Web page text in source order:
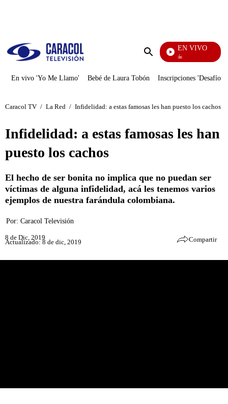
Enviar
EN VIVO
También Caerás
En vivo 'Yo Me Llamo' Bebé de Laura Tobón Inscripciones 'Desafío'
Caracol TV / La Red / Infidelidad: a estas famosas les han puesto los cachos
Infidelidad: a estas famosas les han
puesto los cachos
El hecho de ser bonita no implica que no puedan ser
víctimas de alguna infidelidad, acá les tenemos varios
ejemplos de nuestra farándula colombiana.
Por: Caracol Televisión
8 de Dic, 2019
Actualizado: 8 de dic, 2019 Compartir